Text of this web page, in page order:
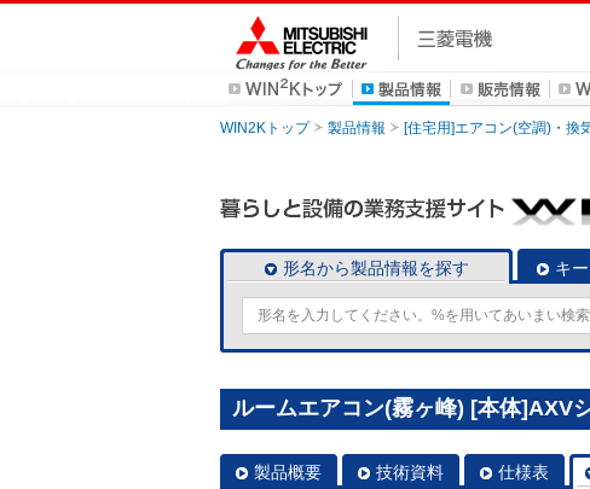
WIN2Kトップ 製品情報 [住宅用]エアコン(空調)・換
形名から製品情報を探す キ
ルームエアコン(霧ヶ峰) [本体]AXV
製品概要 技術資料 仕様表